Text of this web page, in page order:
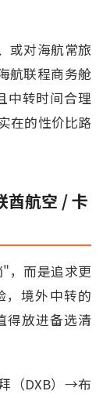
或对海航常旅
航联程商务舱
中转时间合理
在的性价比路
酋航空 / 卡
，而是追求更
，境外中转的
得放进备选清
（DXB）→布